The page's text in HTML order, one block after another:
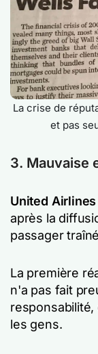
La crise de
et pas
3. Mauvaise
United Airlines
après la
passager
La première
n'a pas fait
les gens.